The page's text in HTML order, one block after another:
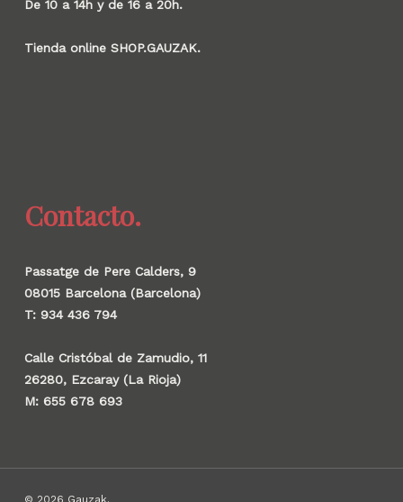
De 10 a 14h y de 16 a 20h.
Tienda online SHOP.GAUZAK.
Contacto.
Passatge de Pere Calders, 9
08015 Barcelona (Barcelona)
T: 934 436 794
Calle Cristóbal de Zamudio, 11
26280, Ezcaray (La Rioja)
M: 655 678 693
© 2026 Gauzak.